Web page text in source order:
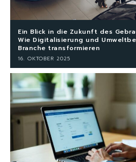
Ein Blick in die Zukunft des
Wie Digitalisierung und
Branche transformieren
16. OKTOBER 2025